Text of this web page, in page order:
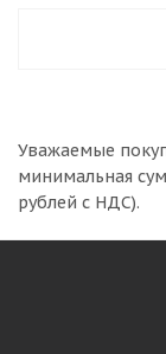
Уважаемые
минимальная
рублей с НДС).